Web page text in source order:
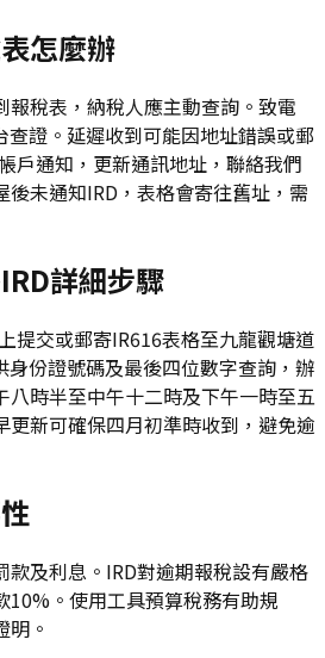
怎麼辦
報稅表，納稅人應主動查詢。致電
查證。延遲收到可能因地址錯誤或郵
戶通知，更新通訊地址，聯絡我們
未通知IRD，表格會寄往舊址，需
詳細步驟
提交或郵寄IR616表格至九龍觀塘道
份證號碼及最後四位數字查詢，辦
八時半至中午十二時及下午一時至五
更新可確保四月初準時收到，避免逾
款及利息。IRD對逾期報稅設有嚴格
10%。使用工具預算稅務有助規
明。